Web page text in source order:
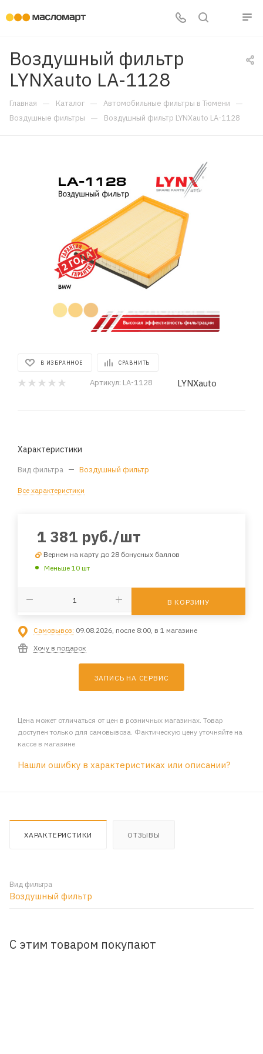
Воздушный фильтр
LYNXauto LA-1128
Главная — Каталог — Автомобильные фильтры в Тюмени —
Воздушные фильтры — Воздушный фильтр LYNXauto LA-1128
В ИЗБРАННОЕ СРАВНИТЬ
Артикул: LA-1128 LYNXauto
Характеристики
Вид фильтра — Воздушный фильтр
Все характеристики
1 381 руб./шт
Вернем на карту до 28 бонусных баллов
Меньше 10 шт
В КОРЗИНУ
Самовывоз: 09.08.2026, после 8:00, в 1 магазине
Хочу в подарок
ЗАПИСЬ НА СЕРВИС
Цена может отличаться от цен в розничных магазинах. Товар
доступен только для самовывоза. Фактическую цену уточняйте на
кассе в магазине
Нашли ошибку в характеристиках или описании?
ХАРАКТЕРИСТИКИ ОТЗЫВЫ
Вид фильтра
Воздушный фильтр
С этим товаром покупают